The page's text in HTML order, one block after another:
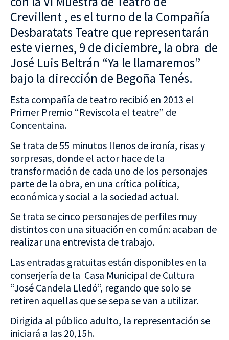
Crevillent , es el turno de la Compañía
Desbaratats Teatre que representarán
este viernes, 9 de diciembre, la obra de
José Luis Beltrán “Ya le llamaremos”
bajo la dirección de Begoña Tenés.
Esta compañía de teatro recibió en 2013 el
Primer Premio “Reviscola el teatre” de
Concentaina.
Se trata de 55 minutos llenos de ironía, risas y
sorpresas, donde el actor hace de la
transformación de cada uno de los personajes
parte de la obra, en una crítica política,
económica y social a la sociedad actual.
Se trata se cinco personajes de perfiles muy
distintos con una situación en común: acaban de
realizar una entrevista de trabajo.
Las entradas gratuitas están disponibles en la
conserjería de la Casa Municipal de Cultura
“José Candela Lledó”, regando que solo se
retiren aquellas que se sepa se van a utilizar.
Dirigida al público adulto, la representación se
iniciará a las 20,15h.